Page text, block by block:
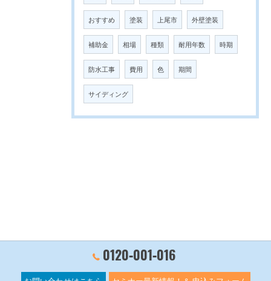
おすすめ 塗装 上尾市 外壁塗装
補助金 相場 種類 耐用年数 時期
防水工事 費用 色 期間
サイディング
0120‐001‐016